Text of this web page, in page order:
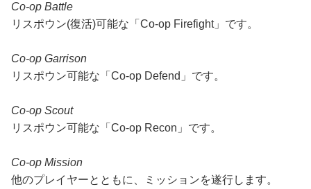
Co-op Battle
リスポウン(復活)可能な「Co-op Firefight」です。
Co-op Garrison
リスポウン可能な「Co-op Defend」です。
Co-op Scout
リスポウン可能な「Co-op Recon」です。
Co-op Mission
他のプレイヤーとともに、ミッションを遂行します。